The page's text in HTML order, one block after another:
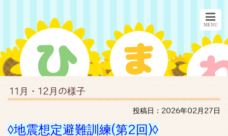
11月・12月の様子
投稿日：2026年02月27日
◊地震想定避難訓練(第2回)◊